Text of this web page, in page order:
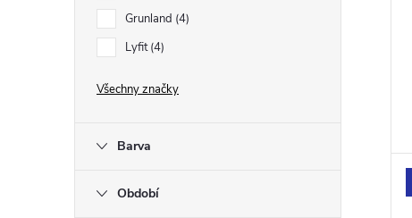
Grunland 4
Lyfit 4
Všechny značky
Barva
Období
u
k